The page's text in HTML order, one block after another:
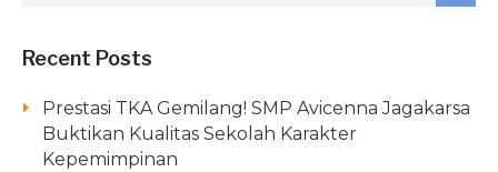
Recent Posts
Prestasi TKA Gemilang! SMP Avicenna Jagakarsa
Buktikan Kualitas Sekolah Karakter
Kepemimpinan